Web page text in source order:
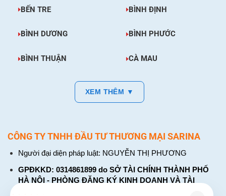
BẾN TRE BÌNH ĐỊNH
BÌNH DƯƠNG BÌNH PHƯỚC
BÌNH THUẬN CÀ MAU
XEM THÊM ▼
CÔNG TY TNHH ĐẦU TƯ THƯƠNG MẠI SARINA
Người đại diện pháp luật: NGUYỄN THỊ PHƯƠNG
GPĐKKD: 0314861899 do SỞ TÀI CHÍNH THÀNH PHỐ
HÀ NỘI - PHÒNG ĐĂNG KÝ KINH DOANH VÀ TÀI